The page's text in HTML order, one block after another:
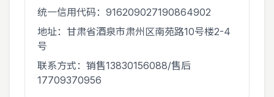
统一信用代码：916209027190864902
地址：甘肃省酒泉市肃州区南苑路10号楼2-4
号
联系方式：销售13830156088/售后
17709370956